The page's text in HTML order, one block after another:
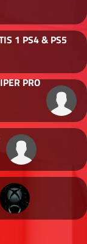
1 PS4 & PS5
PRO